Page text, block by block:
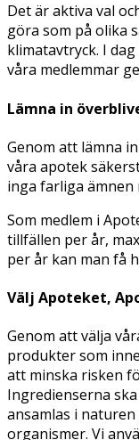
Det är aktiva val
göra som på olika
klimatavtryck. I
våra medlemmar
Lämna in
Genom att lämna
våra apotek
inga farliga
Som medlem i
tillfällen per år,
per år kan man få
Välj Apoteket,
Genom att välja
produkter som
att minska risken
Ingredienserna
ansamlas i
organismer. Vi